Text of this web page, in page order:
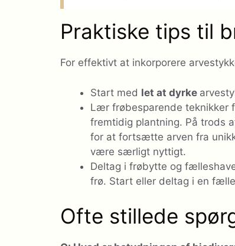
Praktiske tips til
For effektivt at inkorporere
Start med let at dyrke
Lær frøbesparende teknikker
fremtidig plantning. På trods
for at fortsætte arven fra
være særligt nyttigt.
Deltag i frøbytte og
frø. Start eller deltag i en
Ofte stillede